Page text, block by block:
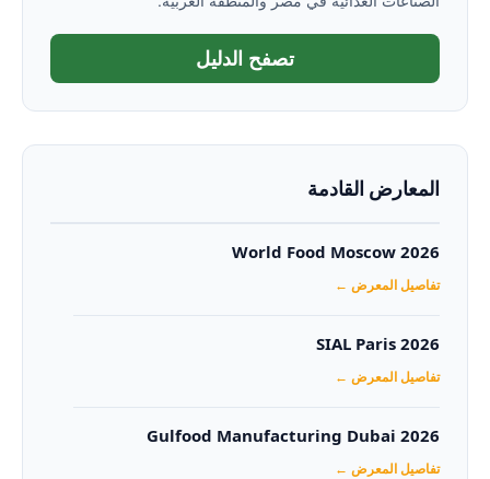
تصفح الدليل
المعارض القادمة
World Food Moscow 2026
تفاصيل المعرض ←
SIAL Paris 2026
تفاصيل المعرض ←
Gulfood Manufacturing Dubai 2026‏
تفاصيل المعرض ←